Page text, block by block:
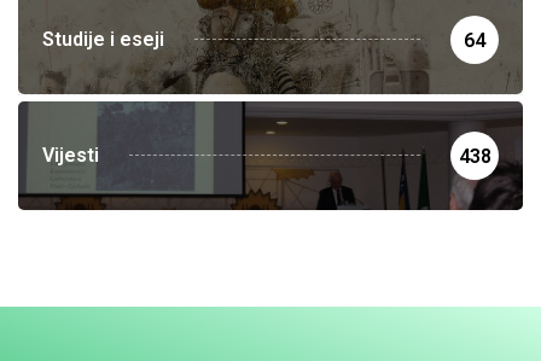
Studije i eseji 64
Vijesti 438